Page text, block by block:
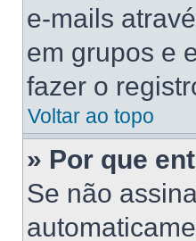
e-mails
em grupos e
fazer o
Voltar ao topo
» Por que
Se não